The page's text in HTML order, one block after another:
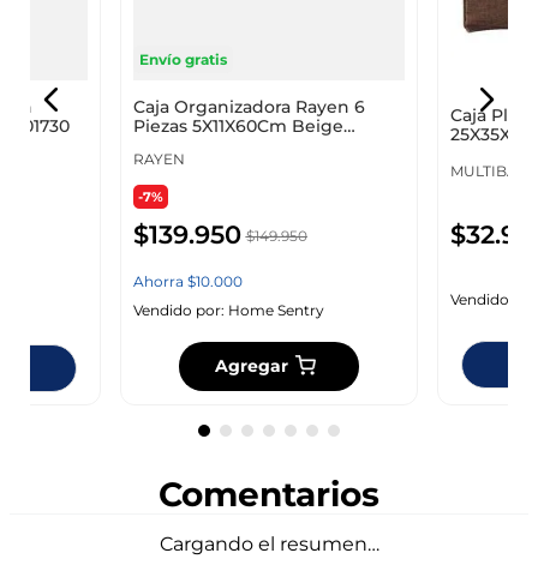
Envío gratis
Caja Organizadora Rayen 6
Piezas 5X11X60Cm Beige
RAYEN
-7%
$139.950 $149.950
Ahorra $10.000
Vendido por: Home Sentry
Agregar
Caja
MULTIBAGS
$32.
Vendido
Comentarios
Cargando el resumen…